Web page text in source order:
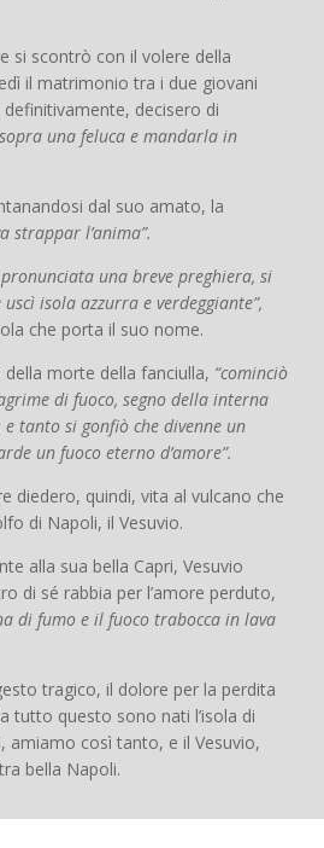
si scontrò con il volere della
il matrimonio tra i due giovani
decisero di
una feluca e mandarla in
dal suo amato, la
strappar l’anima”.
una breve preghiera, si
isola azzurra e verdeggiante”,
che porta il suo nome.
morte della fanciulla, “cominciò
di fuoco, segno della interna
tanto si gonfiò che divenne un
un fuoco eterno d’amore”.
diedero, quindi, vita al vulcano che
di Napoli, il Vesuvio.
alla sua bella Capri, Vesuvio
di sé rabbia per l’amore perduto,
di fumo e il fuoco trabocca in lava
tragico, il dolore per la perdita
tutto questo sono nati l’isola di
amiamo così tanto, e il Vesuvio,
bella Napoli.